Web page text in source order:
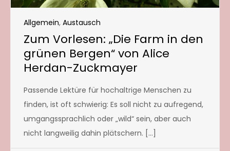
Allgemein, Austausch
Zum Vorlesen: „Die Farm in den
grünen Bergen“ von Alice
Herdan-Zuckmayer
Passende Lektüre für hochaltrige Menschen zu
finden, ist oft schwierig: Es soll nicht zu aufregend,
umgangssprachlich oder „wild“ sein, aber auch
nicht langweilig dahin plätschern. […]